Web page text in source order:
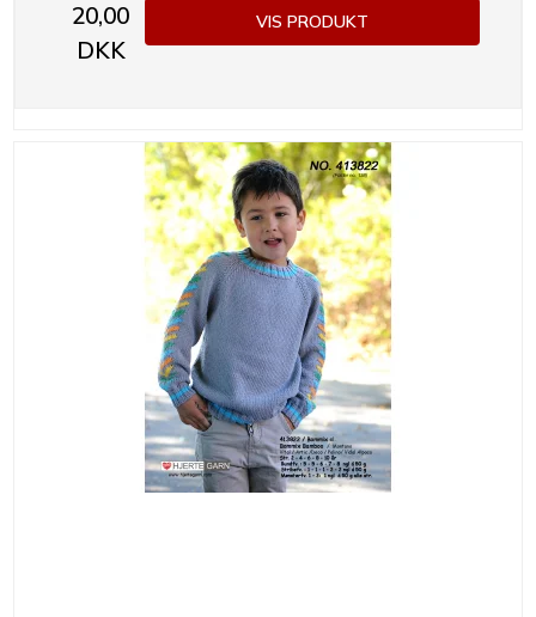
20,00
DKK
VIS PRODUKT